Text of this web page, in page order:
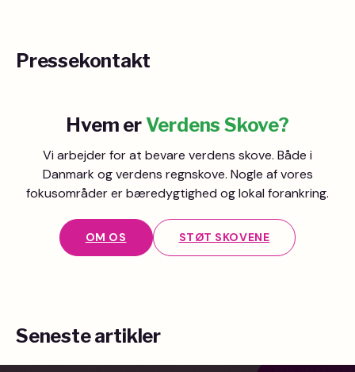
Pressekontakt
Hvem erVerdens Skove?
Vi arbejder for at bevare verdens skove. Både i
Danmark og verdens regnskove. Nogle af vores
fokusområder er bæredygtighed og lokal forankring.
OM OS STØT SKOVENE
Seneste artikler